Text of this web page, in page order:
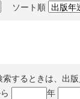
ソート順
するときは、出版
年